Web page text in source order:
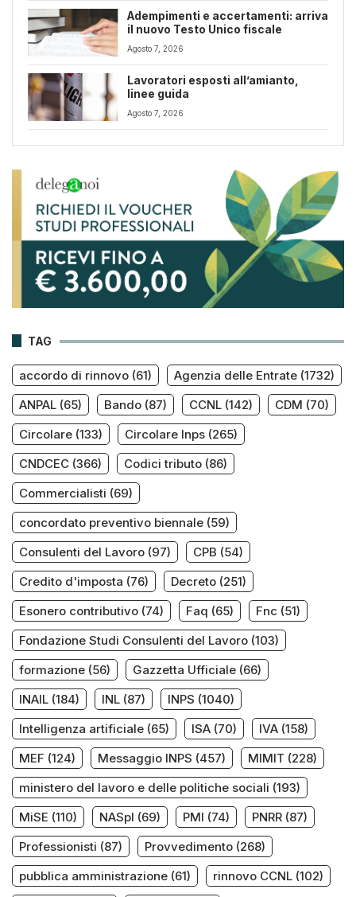
Adempimenti e accertamenti: arriva
il nuovo Testo Unico fiscale
Agosto 7, 2026
Lavoratori esposti all’amianto,
linee guida
Agosto 7, 2026
TAG
accordo di rinnovo (61) Agenzia delle Entrate (1732)
ANPAL (65) Bando (87) CCNL (142) CDM (70)
Circolare (133) Circolare Inps (265)
CNDCEC (366) Codici tributo (86)
Commercialisti (69)
concordato preventivo biennale (59)
Consulenti del Lavoro (97) CPB (54)
Credito d'imposta (76) Decreto (251)
Esonero contributivo (74) Faq (65) Fnc (51)
Fondazione Studi Consulenti del Lavoro (103)
formazione (56) Gazzetta Ufficiale (66)
INAIL (184) INL (87) INPS (1040)
Intelligenza artificiale (65) ISA (70) IVA (158)
MEF (124) Messaggio INPS (457) MIMIT (228)
ministero del lavoro e delle politiche sociali (193)
MiSE (110) NASpI (69) PMI (74) PNRR (87)
Professionisti (87) Provvedimento (268)
pubblica amministrazione (61) rinnovo CCNL (102)